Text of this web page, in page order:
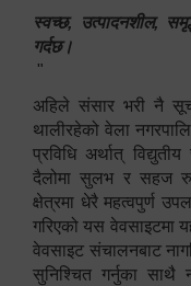
स्वच्छ, उत्पादनशील,
गर्दछ।
"
अहिले संसार भरी नै
थालीरहेको वेला
प्रविधि अर्थात्
दैलोमा सुलभ र सहज
क्षेत्रमा धेरै महत्वपुर्ण
गरिएको यस वेवसाइटमा
वेवसाइट संचालनबाट
सुनिश्चित गर्नुका साथै